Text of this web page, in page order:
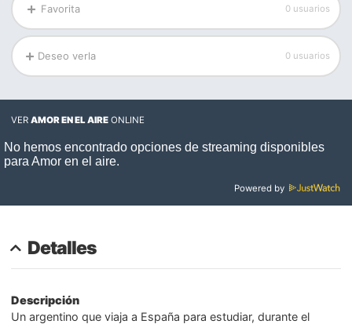
Favorita 0 usuarios
Deseo verla 0 usuarios
VERAMOR EN EL AIRE ONLINE
Powered by
Detalles
Descripción
Un argentino que viaja a España para estudiar, durante el